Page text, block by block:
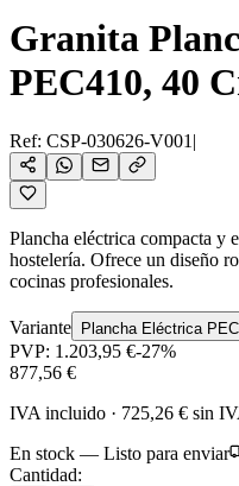
Granita
PEC410, 40
Ref: CSP-030626-V001 |
Plancha eléctrica compacta y
hostelería. Ofrece un diseño
cocinas profesionales.
Variante Plancha Eléctrica
PVP: 1.203,95 €-27%
877,56 €
IVA incluido · 725,26 € sin
En stock — Listo para enviar
Cantidad: